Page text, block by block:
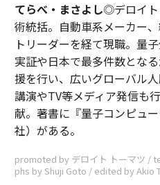
てらべ・まさよし◎デロイト
術統括。自動車系メーカー
トリーダーを経て現職。量
実証や日本で最多件数とな
援を行い、広いグローバル
講演やTV等メディア発信も
献。著書に『量子コンピュ
社）がある。
promoted by デロイト トーマツ /
phs by Shuji Goto / edited by Akio